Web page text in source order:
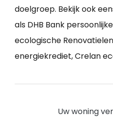
doelgroep. Bekijk ook
als DHB Bank
ecologische
energiekrediet, Crelan
Uw woning